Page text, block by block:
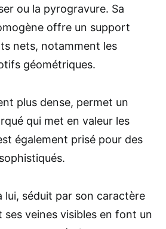
ou la pyrogravure. Sa
offre un support
nets, notamment les
géométriques.
plus dense, permet un
qui met en valeur les
également prisé pour des
lui, séduit par son caractère
ses veines visibles en font un